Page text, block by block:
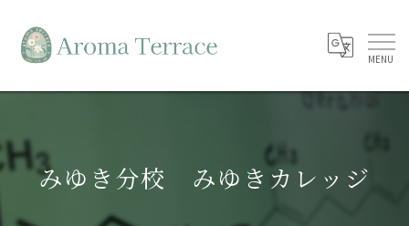
みゆき分校 みゆきカレッジ